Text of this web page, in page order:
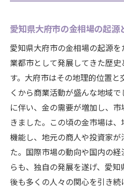
底解析
国際政治の変動が金
為替レートと金相場
世界的不安定要因と
国内経済政策と金市
愛知県大府市の金市
地域経済の動向と国
愛知県大府市における金
背景に迫る
最近の金市場動向と
愛知県大府市の金相場の起源
愛知県大府市の金相場の起源
業都市として発展してきた歴
す。大府市はその地理的位置
くから商業活動が盛んな地域
に伴い、金の需要が増加し、
きました。この頃の金市場は
機能し、地元の商人や投資家
た。国際市場の動向や国内の
らも、独自の発展を遂げ、愛
後も多くの人々の関心を引き続